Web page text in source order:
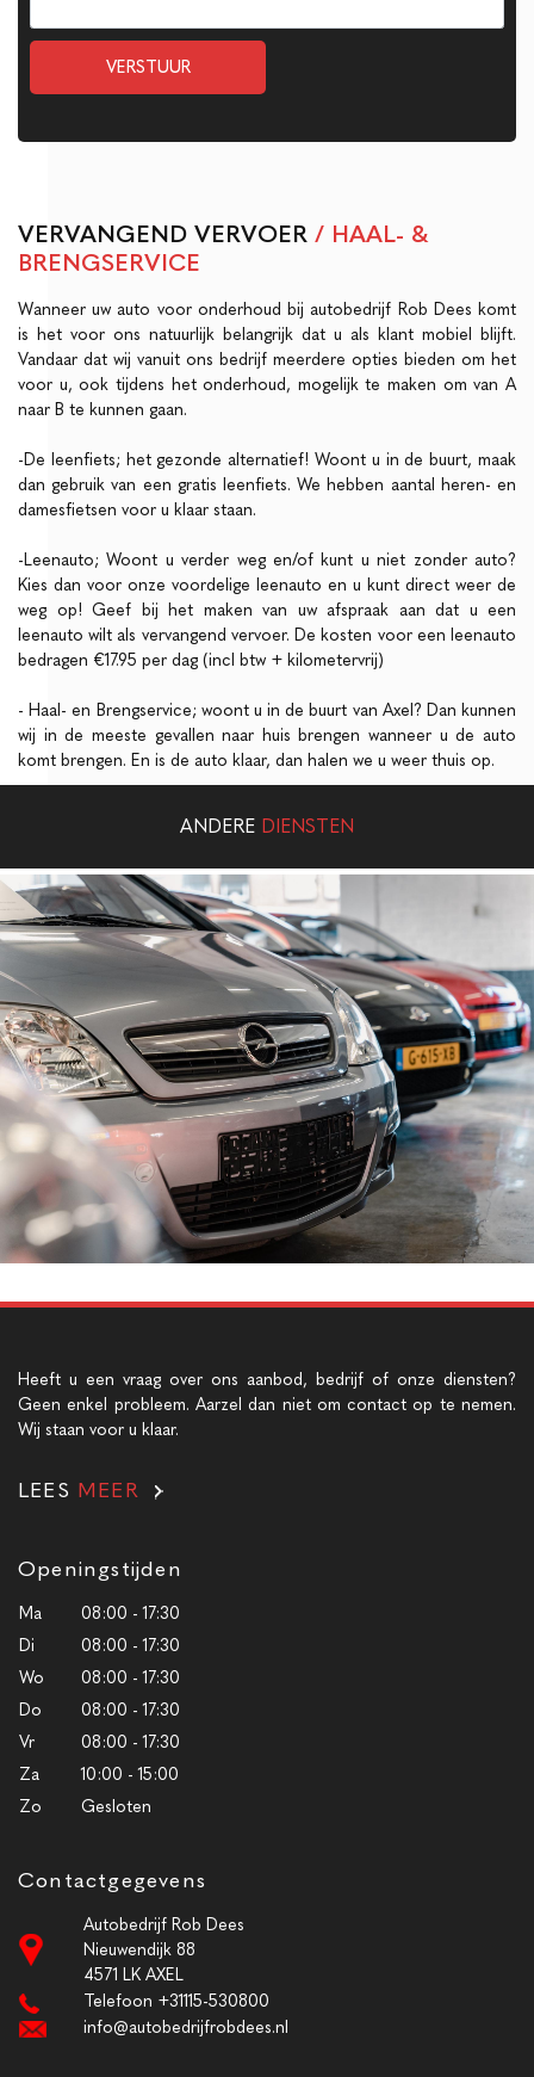
VERSTUUR
VERVANGEND VERVOER / HAAL- &
BRENGSERVICE
Wanneer uw auto voor onderhoud bij autobedrijf Rob Dees komt
is het voor ons natuurlijk belangrijk dat u als klant mobiel blijft.
Vandaar dat wij vanuit ons bedrijf meerdere opties bieden om het
voor u, ook tijdens het onderhoud, mogelijk te maken om van A
naar B te kunnen gaan.
-De leenfiets; het gezonde alternatief! Woont u in de buurt, maak
dan gebruik van een gratis leenfiets. We hebben aantal heren- en
damesfietsen voor u klaar staan.
-Leenauto; Woont u verder weg en/of kunt u niet zonder auto?
Kies dan voor onze voordelige leenauto en u kunt direct weer de
weg op! Geef bij het maken van uw afspraak aan dat u een
leenauto wilt als vervangend vervoer. De kosten voor een leenauto
bedragen €17.95 per dag (incl btw + kilometervrij)
- Haal- en Brengservice; woont u in de buurt van Axel? Dan kunnen
wij in de meeste gevallen naar huis brengen wanneer u de auto
komt brengen. En is de auto klaar, dan halen we u weer thuis op.
ANDERE DIENSTEN
Heeft u een vraag over ons aanbod, bedrijf of onze diensten?
Geen enkel probleem. Aarzel dan niet om contact op te nemen.
Wij staan voor u klaar.
LEES MEER
Openingstijden
Ma
08:00 - 17:30
Di
08:00 - 17:30
Wo
08:00 - 17:30
Do
08:00 - 17:30
Vr
08:00 - 17:30
Za
10:00 - 15:00
Zo
Gesloten
Contactgegevens
Autobedrijf Rob Dees
Nieuwendijk 88
4571 LK AXEL
Telefoon +31115-530800
info@autobedrijfrobdees.nl